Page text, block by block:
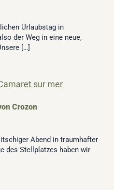
Urlaubstag in
der Weg in eine neue,
[…]
Crozon
Abend in traumhafter
des Stellplatzes haben wir